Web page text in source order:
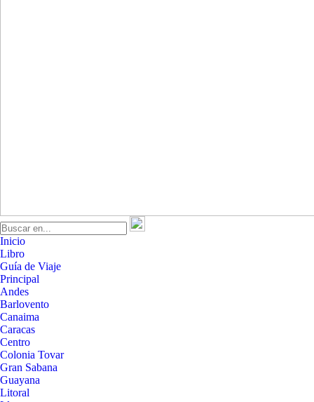
Inicio
Libro
Guía de Viaje
Principal
Andes
Barlovento
Canaima
Caracas
Centro
Colonia Tovar
Gran Sabana
Guayana
Litoral